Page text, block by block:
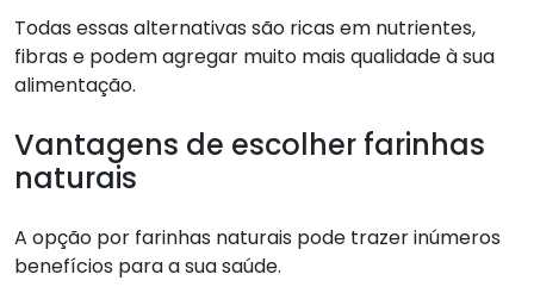
Todas essas alternativas são ricas em nutrientes,
fibras e podem agregar muito mais qualidade à sua
alimentação.
Vantagens de escolher farinhas
naturais
A opção por farinhas naturais pode trazer inúmeros
benefícios para a sua saúde.